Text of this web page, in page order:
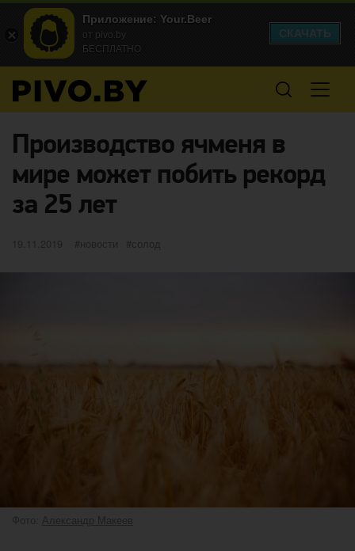
Производство ячменя в
мире может побить рекорд
за 25 лет
Опубликовано
19.11.2019 категории
новости Меткисолод
Фото: Александр Макеев
Приложение: Your.Beer
от pivo.by
БЕСПЛАТНО
СКАЧАТЬ